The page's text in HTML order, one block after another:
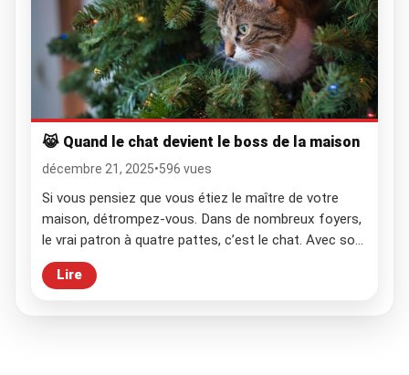
😹 Quand le chat devient le boss de la maison
décembre 21, 2025•596 vues
Si vous pensiez que vous étiez le maître de votre
maison, détrompez-vous. Dans de nombreux foyers,
le vrai patron à quatre pattes, c’est le chat. Avec son
air indifférent, ses siestes stratégiques et son
pouvoir de manipulation émotionnelle, il parvient à
Lire